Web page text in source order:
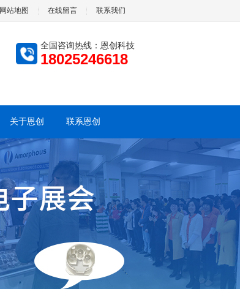
网站地图 在线留言 联系我们
全国咨询热线：恩创科技
18025246618
关于恩创 联系恩创